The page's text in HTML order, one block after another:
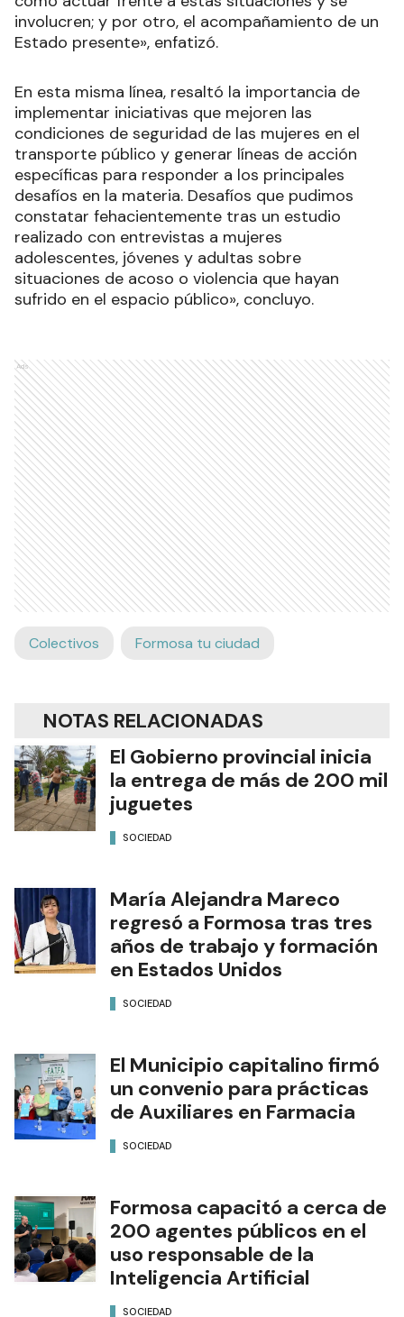
involucren; y por otro, el acompañamiento de un
Estado presente», enfatizó.
En esta misma línea, resaltó la importancia de
implementar iniciativas que mejoren las
condiciones de seguridad de las mujeres en el
transporte público y generar líneas de acción
específicas para responder a los principales
desafíos en la materia. Desafíos que pudimos
constatar fehacientemente tras un estudio
realizado con entrevistas a mujeres
adolescentes, jóvenes y adultas sobre
situaciones de acoso o violencia que hayan
sufrido en el espacio público», concluyo.
Ads
Colectivos Formosa tu ciudad
NOTAS RELACIONADAS
El Gobierno provincial inicia
la entrega de más de 200 mil
juguetes
SOCIEDAD
María Alejandra Mareco
regresó a Formosa tras tres
años de trabajo y formación
en Estados Unidos
SOCIEDAD
El Municipio capitalino firmó
un convenio para prácticas
de Auxiliares en Farmacia
SOCIEDAD
Formosa capacitó a cerca de
200 agentes públicos en el
uso responsable de la
Inteligencia Artificial
SOCIEDAD